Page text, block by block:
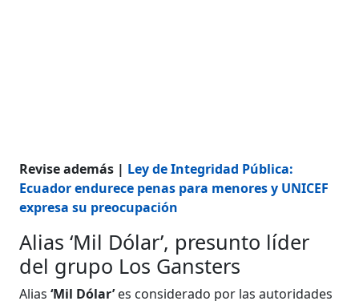
Revise además | Ley de Integridad Pública:
Ecuador endurece penas para menores y UNICEF
expresa su preocupación
Alias ‘Mil Dólar’, presunto líder
del grupo Los Gansters
Alias‘Mil Dólar’es considerado por las autoridades